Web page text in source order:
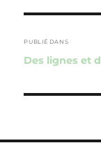
de
PUBLIÉ DANS
Des lignes et